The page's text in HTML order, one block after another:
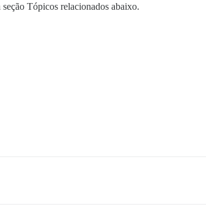
Tópicos relacionados abaixo.